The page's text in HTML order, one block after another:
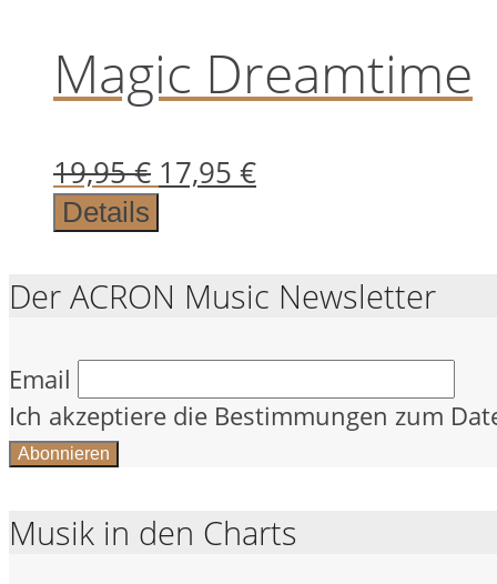
Magic Dreamtime
19,95€ Ursprünglicher
19,95 €
17,95 €Aktueller
17,95 €.
Details
Der ACRON Music Newsletter
Email
Ich akzeptiere die Bestimmungen zum
Musik in den Charts